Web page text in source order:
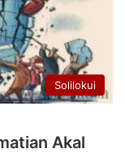
Solilokui
Akal